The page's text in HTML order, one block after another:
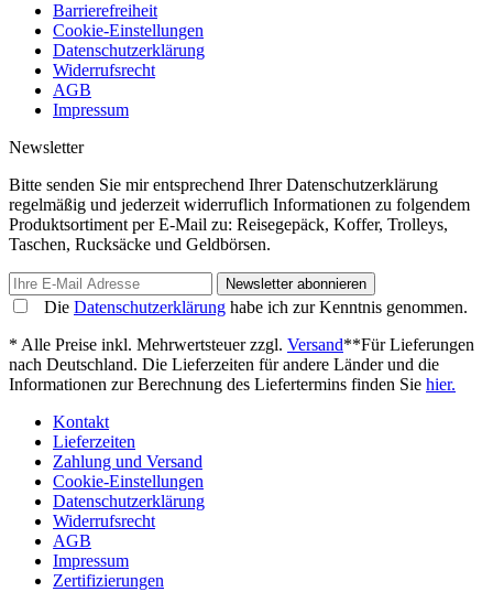
Barrierefreiheit
Cookie-Einstellungen
Datenschutzerklärung
Widerrufsrecht
AGB
Impressum
Newsletter
Bitte senden Sie mir entsprechend Ihrer Datenschutzerklärung
regelmäßig und jederzeit widerruflich Informationen zu folgendem
Produktsortiment per E-Mail zu: Reisegepäck, Koffer, Trolleys,
Taschen, Rucksäcke und Geldbörsen.
Newsletter abonnieren
Die Datenschutzerklärung habe ich zur Kenntnis genommen.
* Alle Preise inkl. Mehrwertsteuer zzgl. Versand**Für Lieferungen
nach Deutschland. Die Lieferzeiten für andere Länder und die
Informationen zur Berechnung des Liefertermins finden Sie hier.
Kontakt
Lieferzeiten
Zahlung und Versand
Cookie-Einstellungen
Datenschutzerklärung
Widerrufsrecht
AGB
Impressum
Zertifizierungen